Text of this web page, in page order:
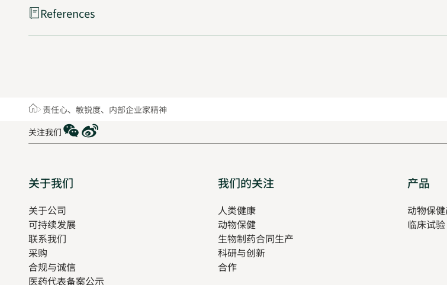
References
Home责任心、敏锐度、内部企业家精神
关注我们
WeChat
Weibo
Sitemap
关于我们
关于公司
可持续发展
联系我们
采购
合规与诚信
医药代表备案公示
我们的关注
tab
人类健康
new
tab
动物保健
生物制药合同生产
科研与创新
合作
产品
tab
动物保
临床试验